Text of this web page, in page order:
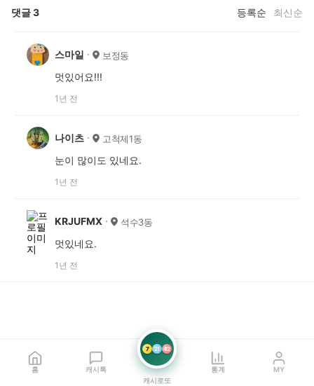
댓글3 등록순 최신순
스마일 보정동
멋있어요!!!
1년 전
나이츠 고척제1동
눈이 많이도 있네요.
1년 전
KRJUFMX 석수3동
멋있네요.
1년 전
홈 캐시톡
7 21 42
캐시로또
통계 MY